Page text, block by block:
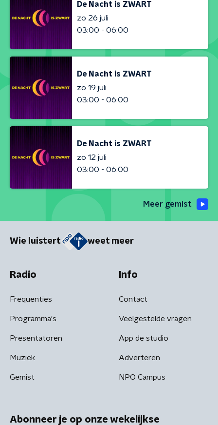
De Nacht is ZWART
zo 26 juli
03:00 - 06:00
De Nacht is ZWART
zo 19 juli
03:00 - 06:00
De Nacht is ZWART
zo 12 juli
03:00 - 06:00
Meer gemist
Wie luistert weet meer
Radio
Frequenties
Programma's
Presentatoren
Muziek
Gemist
Info
Contact
Veelgestelde vragen
App de studio
Adverteren
NPO Campus
Abonneer je op onze wekelijkse